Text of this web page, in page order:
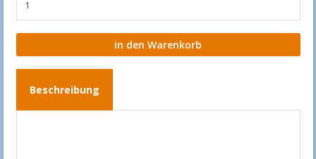
Beschreibung